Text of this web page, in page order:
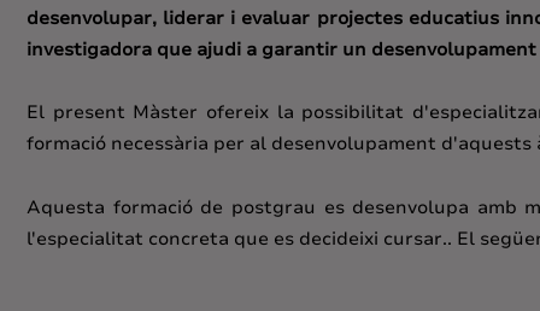
desenvolupar, liderar i evaluar projectes educatius
investigadora que ajudi a garantir un
El present Màster ofereix la possibilitat
formació necessària per al desenvolupament d'aquests
Aquesta formació de postgrau es desenvolupa amb
l'especialitat concreta que es decideixi cursar.. El